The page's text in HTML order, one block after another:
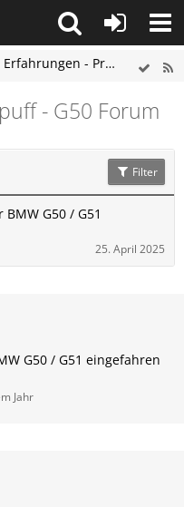
BMW G50 G51 G52 G53 Forum - Erfahrungen - Probleme - Hilfe
- G50 Forum
Filter
G50 / G51
25. April 2025
G50 / G51 eingefahren
Jahr